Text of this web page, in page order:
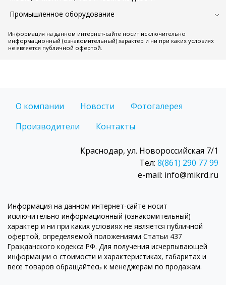
Промышленное оборудование
Информация на данном интернет-сайте носит исключительно
информационный (ознакомительный) характер и ни при каких условиях
не является публичной офертой.
О компании Новости
Фотогалерея
Производители
Контакты
Краснодар, ул. Новороссийская 7/1
Тел: 8(861) 290 77 99
e-mail: info@mikrd.ru
Информация на данном интернет-сайте носит
исключительно информационный (ознакомительный)
характер и ни при каких условиях не является публичной
офертой, определяемой положениями Статьи 437
Гражданского кодекса РФ. Для получения исчерпывающей
информации о стоимости и характеристиках, габаритах и
весе товаров обращайтесь к менеджерам по продажам.